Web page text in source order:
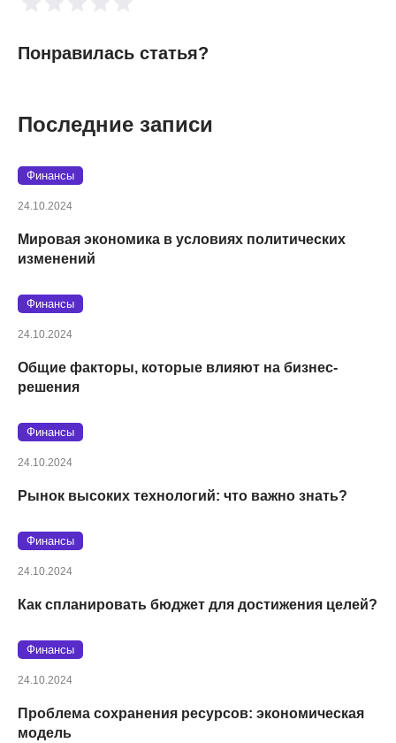
Понравилась статья?
Последние записи
Финансы
24.10.2024
Мировая экономика в условиях политических
изменений
Финансы
24.10.2024
Общие факторы, которые влияют на бизнес-
решения
Финансы
24.10.2024
Рынок высоких технологий: что важно знать?
Финансы
24.10.2024
Как спланировать бюджет для достижения целей?
Финансы
24.10.2024
Проблема сохранения ресурсов: экономическая
модель